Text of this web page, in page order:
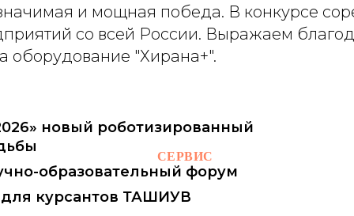
СЕРВИС
и мощная победа. В конкурсе
со всей России. Выражаем
оборудование "Хирана+".
новый роботизированный
образовательный форум
курсантов ТАШИУВ